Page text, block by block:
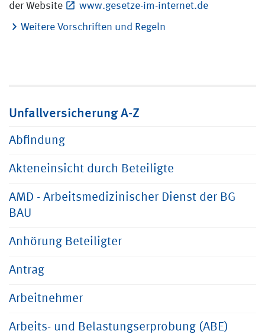
der Website
www.gesetze-im-internet.de
Weitere Vorschriften und Regeln
Unfallversicherung A-Z
Abfindung
Akteneinsicht durch Beteiligte
AMD - Arbeitsmedizinischer Dienst der BG
BAU
Anhörung Beteiligter
Antrag
Arbeitnehmer
Arbeits- und Belastungserprobung (ABE)